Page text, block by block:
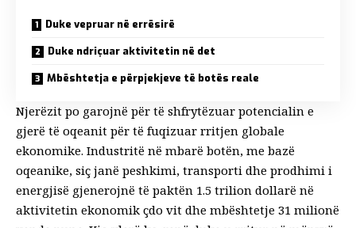
Duke vepruar në errësirë
Duke ndriçuar aktivitetin në det
Mbështetja e përpjekjeve të botës reale
Njerëzit po garojnë për të shfrytëzuar potencialin e
gjerë të oqeanit për të fuqizuar rritjen globale
ekonomike. Industritë në mbarë botën, me bazë
oqeanike, siç janë peshkimi, transporti dhe prodhimi i
energjisë gjenerojnë të paktën 1.5 trilion dollarë në
aktivitetin ekonomik çdo vit dhe mbështetje 31 milionë